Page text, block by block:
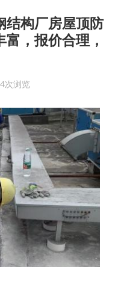
结构厂房屋顶防
，报价合理，
次浏览